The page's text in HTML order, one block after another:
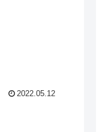
2022.05.12